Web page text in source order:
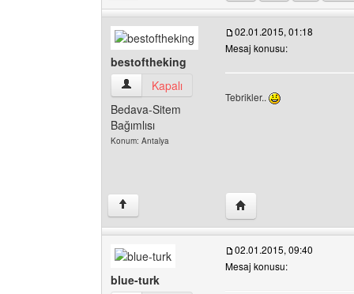
bestoftheking
bestoftheking Kullanıcının profilini görüntüle
Kapalı
Bedava-Sitem
Bağımlısı
Konum: Antalya
02.01.2015, 01:18
Mesaj konusu:
Tebrikler..
↑ Yazarın web sitesini
blue-turk
02.01.2015, 09:40
Mesaj konusu: